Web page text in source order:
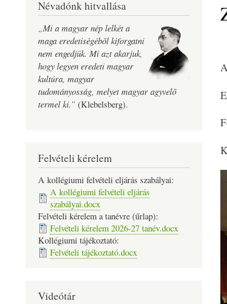
Névadónk hitvallása
„Mi a magyar nép lelkét a
maga eredetiségébõl kiforgatni
nem engedjük. Mi azt akarjuk,
hogy legyen eredeti magyar
kultúra, magyar
tudományosság, melyet magyar agyvelõ
termel ki.” (Klebelsberg).
Felvételi kérelem
A kollégiumi felvételi eljárás szabályai:
A kollégiumi felvételi eljárás
szabályai.docx
Felvételi kérelem a tanévre (űrlap):
Felvételi kérelem 2026-27 tanév.docx
Kollégiumi tájékoztató:
Felvételi tájékoztató.docx
Videótár